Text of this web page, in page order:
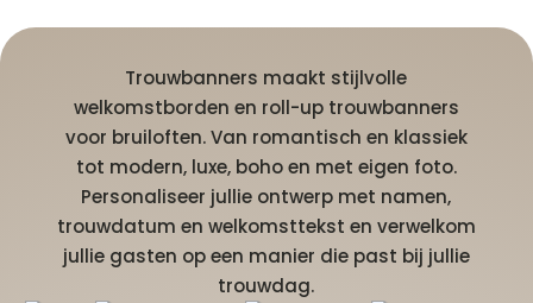
Trouwbanners maakt stijlvolle
welkomstborden en roll-up trouwbanners
voor bruiloften. Van romantisch en klassiek
tot modern, luxe, boho en met eigen foto.
Personaliseer jullie ontwerp met namen,
trouwdatum en welkomsttekst en verwelkom
jullie gasten op een manier die past bij jullie
trouwdag.